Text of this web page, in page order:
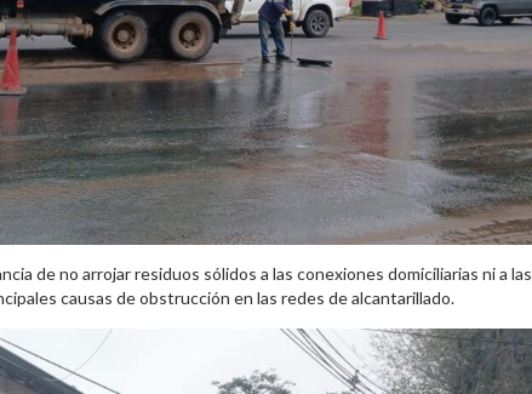
de no arrojar residuos sólidos a las conexiones domiciliarias ni a las
causas de obstrucción en las redes de alcantarillado.